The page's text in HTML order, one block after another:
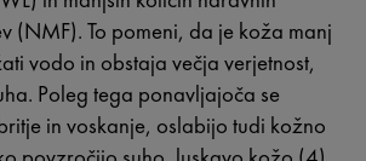
(NMF). To pomeni, da je koža manj
vodo in obstaja večja verjetnost,
Poleg tega ponavljajoča se
in voskanje, oslabijo tudi kožno